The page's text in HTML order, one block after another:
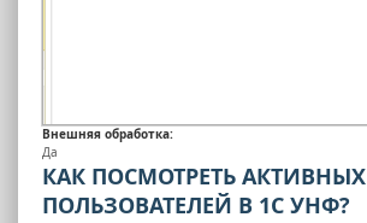
Внешняя обработка:
Да
КАК ПОСМОТРЕТЬ АКТИВНЫХ
ПОЛЬЗОВАТЕЛЕЙ В 1С УНФ?